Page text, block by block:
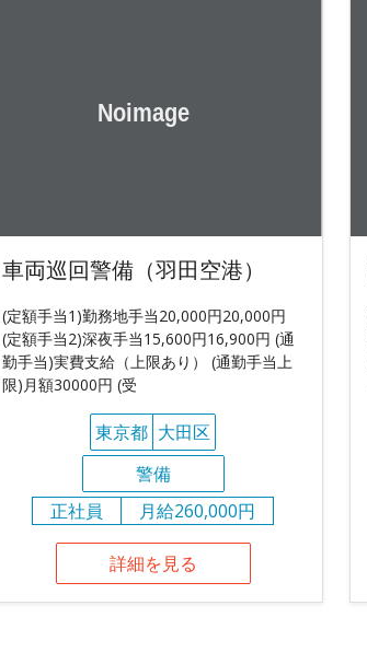
車両巡回警備（羽田空港）
(定額手当1)勤務地手当20,000円20,000円
(定額手当2)深夜手当15,600円16,900円 (通
勤手当)実費支給（上限あり） (通勤手当上
限)月額30000円 (受
東京都 大田区
警備
正社員
月給260,000円
詳細を見る